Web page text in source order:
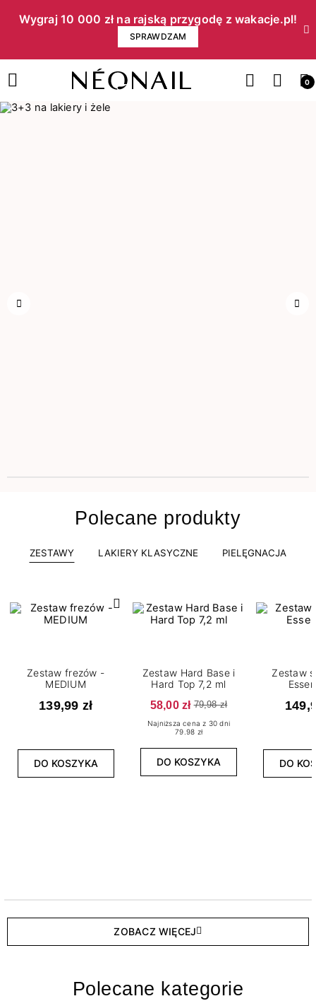
Wygraj 10 000 zł na rajską przygodę z wakacje.pl!​
SPRAWDZAM
0
Polecane produkty
ZESTAWY LAKIERY KLASYCZNE PIELĘGNACJA
Zestaw frezów -
MEDIUM
139,99 zł
DO KOSZYKA
Zestaw Hard Base i
Hard Top 7,2 ml
58,00 zł 79,98 zł
Najniższa cena z 30 dni
79.98 zł
DO KOSZYKA
Zestaw
DO
ZOBACZ WIĘCEJ
Polecane kategorie